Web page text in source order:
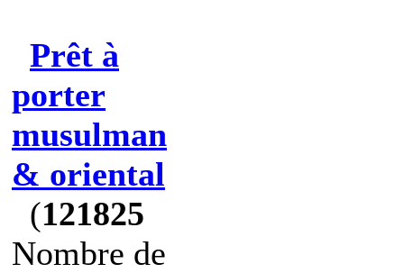
Prêt à
porter
musulman
& oriental
(121825
Nombre de